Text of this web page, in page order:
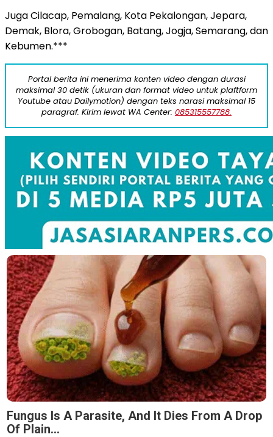
Juga Cilacap, Pemalang, Kota Pekalongan, Jepara,
Demak, Blora, Grobogan, Batang, Jogja, Semarang, dan
Kebumen.***
Portal berita ini menerima konten video dengan durasi
maksimal 30 detik (ukuran dan format video untuk plaftform
Youtube atau Dailymotion) dengan teks narasi maksimal 15
paragraf. Kirim lewat WA Center: 085315557788.
Fungus Is A Parasite, And It Dies From A Drop
Of Plain...